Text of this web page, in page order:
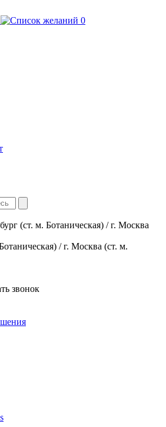
0
(ст. м. Ботаническая) / г. Москва
/ г. Москва (ст. м.
звонок